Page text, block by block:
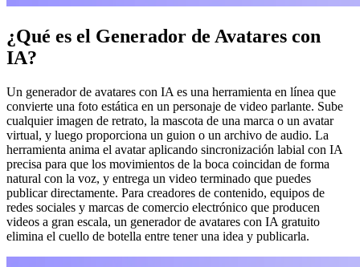
¿Qué es el Generador de Avatares con
IA?
Un generador de avatares con IA es una herramienta en línea que
convierte una foto estática en un personaje de video parlante. Sube
cualquier imagen de retrato, la mascota de una marca o un avatar
virtual, y luego proporciona un guion o un archivo de audio. La
herramienta anima el avatar aplicando sincronización labial con IA
precisa para que los movimientos de la boca coincidan de forma
natural con la voz, y entrega un video terminado que puedes
publicar directamente. Para creadores de contenido, equipos de
redes sociales y marcas de comercio electrónico que producen
videos a gran escala, un generador de avatares con IA gratuito
elimina el cuello de botella entre tener una idea y publicarla.